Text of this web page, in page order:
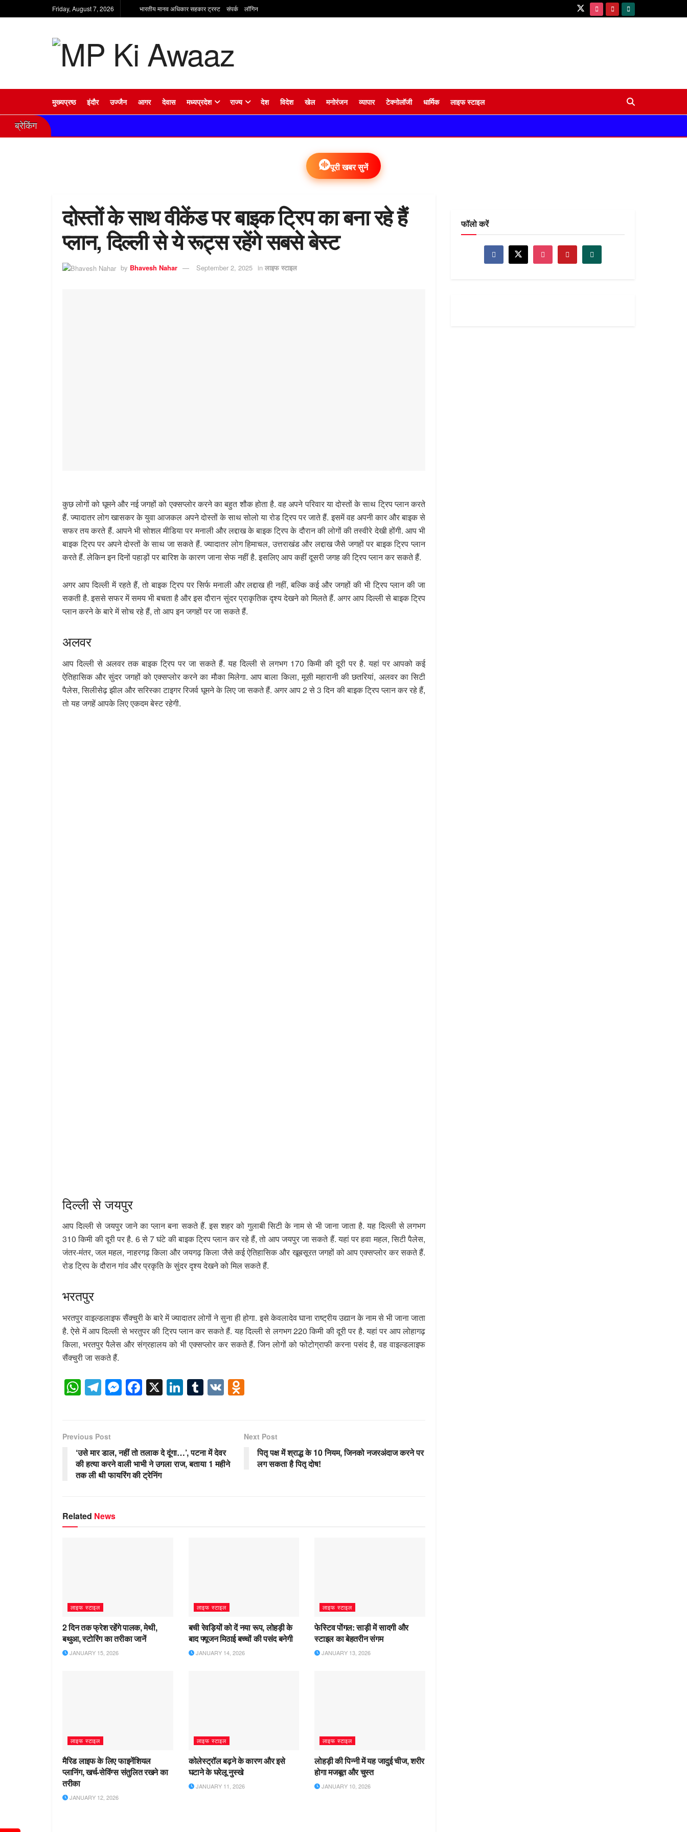
Friday, August 7, 2026 भारतीय मानव अधिकार सहकार ट्रस्ट संपर्क लॉगिन
मुख्यप्रष्ठ इंदौर उज्जैन आगर देवास मध्यप्रदेश राज्य देश विदेश खेल मनोरंजन व्यापार टेक्नोलॉजी धार्मिक लाइफ स्टाइल
ब्रेकिंग
पूरी खबर सुनें
दोस्तों के साथ वीकेंड पर बाइक ट्रिप का बना रहे हैं
प्लान, दिल्ली से ये रूट्स रहेंगे सबसे बेस्ट
by Bhavesh Nahar September 2, 2025 in लाइफ स्टाइल
कुछ लोगों को घूमने और नई जगहों को एक्सप्लोर करने का बहुत शौक होता है. वह अपने परिवार या दोस्तों के साथ ट्रिप प्लान करते
हैं. ज्यादातर लोग खासकर के युवा आजकल अपने दोस्तों के साथ सोलो या रोड ट्रिप पर जाते हैं. इसमें वह अपनी कार और बाइक से
सफर तय करते हैं. आपने भी सोशल मीडिया पर मनाली और लद्दाख के बाइक ट्रिप के दौरान की लोगों की तस्वीरे देखी होंगी. आप भी
बाइक ट्रिप पर अपने दोस्तों के साथ जा सकते हैं. ज्यादातर लोग हिमाचल, उत्तराखंड और लद्दाख जैसे जगहों पर बाइक ट्रिप प्लान
करते हैं. लेकिन इन दिनों पहाड़ों पर बारिश के कारण जाना सेफ नहीं है. इसलिए आप कहीं दूसरी जगह की ट्रिप प्लान कर सकते हैं.
अगर आप दिल्ली में रहते हैं, तो बाइक ट्रिप पर सिर्फ मनाली और लद्दाख ही नहीं, बल्कि कई और जगहों की भी ट्रिप प्लान की जा
सकती है. इससे सफर में समय भी बचता है और इस दौरान सुंदर प्राकृतिक दृश्य देखने को मिलते हैं. अगर आप दिल्ली से बाइक ट्रिप
प्लान करने के बारे में सोच रहे हैं, तो आप इन जगहों पर जा सकते हैं.
अलवर
आप दिल्ली से अलवर तक बाइक ट्रिप पर जा सकते हैं. यह दिल्ली से लगभग 170 किमी की दूरी पर है. यहां पर आपको कई
ऐतिहासिक और सुंदर जगहों को एक्सप्लोर करने का मौका मिलेगा. आप बाला किला, मूसी महारानी की छतरियां, अलवर का सिटी
पैलेस, सिलीसेढ़ झील और सरिस्का टाइगर रिजर्व घूमने के लिए जा सकते हैं. अगर आप 2 से 3 दिन की बाइक ट्रिप प्लान कर रहे हैं,
तो यह जगहें आपके लिए एकदम बेस्ट रहेगी.
दिल्ली से जयपुर
आप दिल्ली से जयपुर जाने का प्लान बना सकते हैं. इस शहर को गुलाबी सिटी के नाम से भी जाना जाता है. यह दिल्ली से लगभग
310 किमी की दूरी पर है. 6 से 7 घंटे की बाइक ट्रिप प्लान कर रहे हैं, तो आप जयपुर जा सकते हैं. यहां पर हवा महल, सिटी पैलेस,
जंतर-मंतर, जल महल, नाहरगढ़ किला और जयगढ़ किला जैसे कई ऐतिहासिक और खूबसूरत जगहों को आप एक्सप्लोर कर सकते हैं.
रोड ट्रिप के दौरान गांव और प्रकृति के सुंदर दृश्य देखने को मिल सकते हैं.
भरतपुर
भरतपुर वाइल्डलाइफ सैंक्चुरी के बारे में ज्यादातर लोगों ने सुना ही होगा. इसे केवलादेव घाना राष्ट्रीय उद्यान के नाम से भी जाना जाता
है. ऐसे में आप दिल्ली से भरतुपर की ट्रिप प्लान कर सकते हैं. यह दिल्ली से लगभग 220 किमी की दूरी पर है. यहां पर आप लोहागढ़
किला, भरतपुर पैलेस और संग्रहालय को भी एक्सप्लोर कर सकते हैं. जिन लोगों को फोटोग्राफी करना पसंद है, वह वाइल्डलाइफ
सैंक्चुरी जा सकते हैं.
W
h
s
A
p
p
T
el
gr
a
m
M
e
n
g
er
F
a
b
o
o
X Li
n
dI
n
T
u
r
V
K
o
Previous Post
‘उसे मार डाल, नहीं तो तलाक दे दूंगा…’, पटना में देवर
की हत्या करने वाली भाभी ने उगला राज, बताया 1 महीने
तक ली थी फायरिंग की ट्रेनिंग
Next Post
पितृ पक्ष में श्राद्ध के 10 नियम, जिनको नजरअंदाज करने पर
लग सकता है पितृ दोष!
Related News
लाइफ स्टाइल
2 दिन तक फ्रेश रहेंगे पालक, मेथी,
बथुआ, स्टोरिंग का तरीका जानें
JANUARY 15, 2026
लाइफ स्टाइल
बची रेवड़ियों को दें नया रूप, लोहड़ी के
बाद फ्यूजन मिठाई बच्चों की पसंद बनेगी
JANUARY 14, 2026
लाइफ स्टाइल
फेस्टिव पोंगल: साड़ी में सादगी और
स्टाइल का बेहतरीन संगम
JANUARY 13, 2026
लाइफ स्टाइल
मैरिड लाइफ के लिए फाइनेंशियल
प्लानिंग, खर्च-सेविंग्स संतुलित रखने का
तरीका
JANUARY 12, 2026
लाइफ स्टाइल
कोलेस्ट्रॉल बढ़ने के कारण और इसे
घटाने के घरेलू नुस्खे
JANUARY 11, 2026
लाइफ स्टाइल
लोहड़ी की पिन्नी में यह जादुई चीज, शरीर
होगा मजबूत और चुस्त
JANUARY 10, 2026
फॉलो करें